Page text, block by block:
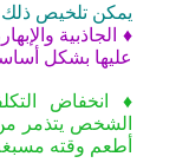
يمكن تلخيص ذلك
♦ الجاذبية
عليها بشكل
♦ انخفاض
الشخص يتذمر من
أطعم وقته